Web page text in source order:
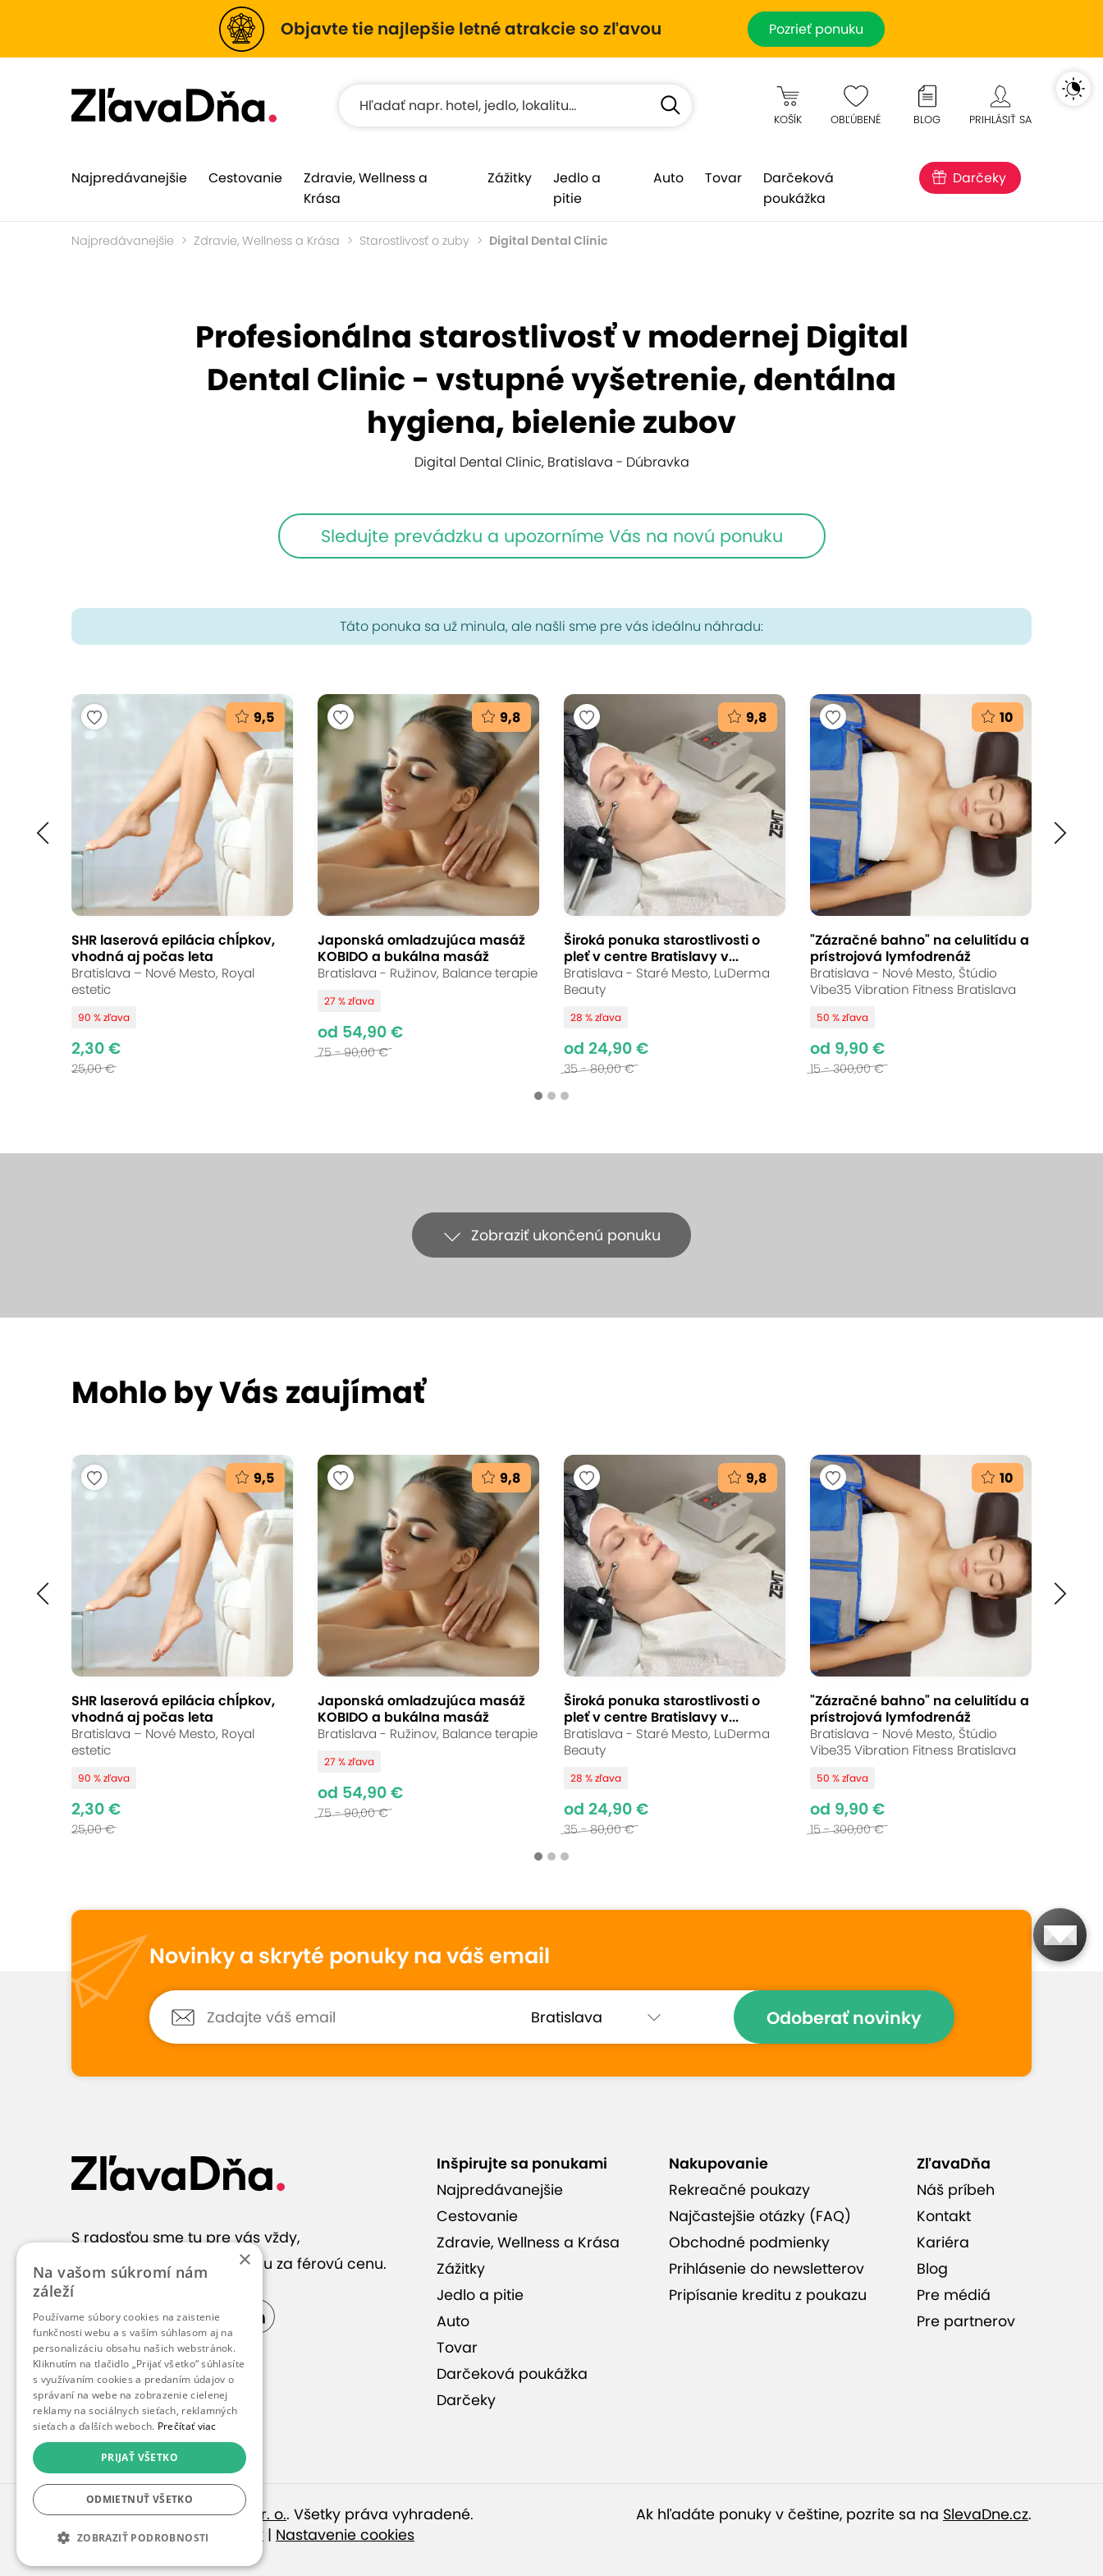
Objavte tie najlepšie letné atrakcie so zľavou Pozrieť ponuku
KOŠÍK OBĽÚBENÉ BLOG PRIHLÁSIŤ SA
Najpredávanejšie Cestovanie
Zdravie, Wellness a
Krása
Zážitky
Jedlo a
pitie
Auto Tovar
Darčeková
poukážka
Darčeky
Najpredávanejšie Zdravie, Wellness a Krása Starostlivosť o zuby Digital Dental Clinic
Profesionálna starostlivosť v modernej Digital
Dental Clinic - vstupné vyšetrenie, dentálna
hygiena, bielenie zubov
Digital Dental Clinic, Bratislava - Dúbravka
Sledujte prevádzku a upozorníme Vás na novú ponuku
Táto ponuka sa už minula, ale našli sme pre vás ideálnu náhradu:
9,5
SHR laserová epilácia chĺpkov,
vhodná aj počas leta
Bratislava – Nové Mesto, Royal
estetic
90 % zľava
2,30 €
25,00 €
9,8
Japonská omladzujúca masáž
KOBIDO a bukálna masáž
Bratislava - Ružinov, Balance terapie
27 % zľava
od 54,90 €
75 - 90,00 €
9,8
Široká ponuka starostlivosti o
pleť v centre Bratislavy v...
Bratislava - Staré Mesto, LuDerma
Beauty
28 % zľava
od 24,90 €
35 - 80,00 €
10
"Zázračné bahno" na celulitídu a
prístrojová lymfodrenáž
Bratislava - Nové Mesto, Štúdio
Vibe35 Vibration Fitness Bratislava
50 % zľava
od 9,90 €
15 - 300,00 €
Zobraziť ukončenú ponuku
Profesionálna starostlivosť v modernej
Digital Dental Clinic - vstupné vyšetrenie,
dentálna hygiena, bielenie zubov
Digital Dental Clinic, Bratislava - Dúbravka(mapa)
10Vynikajúce hodnotenie
Ukončené
od 29,90 €
Až 70 % zľava Bežná cena: 100 - 400,00 €
Chcete zdravý a žiarivý úsmev? V DD Clinic vám ponúknu špičkovú starostlivosť o vaše zuby - využite profesionálnu
dentálnu hygienu, vstupné vyšetrenie s RTG diagnostikou alebo efektívne bielenie zubov Pure Whitening. Moderná klinika v
Bratislave ponúka odborný prístup a komfort, vďaka ktorému sa budete cítiť príjemne a v bezpečí.
Vynikajúce hodnotenie
10
Lucia
12. mája 2025
Zobraziť hodnotenia (1)
Prečo si vybrať túto
Moderné technológie a
citlivý prístup zaručujú
maximálny komfort počas
zákrokov
Kvalitné ošetrenie pomocou
operačného mikroskopu
Zubná klinika novej úrovne v
Bratislave - Dúbravke
Digital Dental Clinic
Mohlo by Vás zaujímať
9,5
SHR laserová epilácia chĺpkov,
vhodná aj počas leta
Bratislava – Nové Mesto, Royal
estetic
90 % zľava
2,30 €
25,00 €
9,8
Japonská omladzujúca masáž
KOBIDO a bukálna masáž
Bratislava - Ružinov, Balance terapie
27 % zľava
od 54,90 €
75 - 90,00 €
9,8
Široká ponuka starostlivosti o
pleť v centre Bratislavy v...
Bratislava - Staré Mesto, LuDerma
Beauty
28 % zľava
od 24,90 €
35 - 80,00 €
10
"Zázračné bahno" na celulitídu a
prístrojová lymfodrenáž
Bratislava - Nové Mesto, Štúdio
Vibe35 Vibration Fitness Bratislava
50 % zľava
od 9,90 €
15 - 300,00 €
Novinky a skryté ponuky na váš email
Odoberať novinky
S radosťou sme tu pre vás vždy,
keď hľadáte správnu službu za férovú cenu.
Inšpirujte sa ponukami
Najpredávanejšie
Cestovanie
Zdravie, Wellness a Krása
Zážitky
Jedlo a pitie
Auto
Tovar
Darčeková poukážka
Darčeky
Nakupovanie
Rekreačné poukazy
Najčastejšie otázky (FAQ)
Obchodné podmienky
Prihlásenie do newsletterov
Pripísanie kreditu z poukazu
ZľavaDňa
Náš príbeh
Kontakt
Kariéra
Blog
Pre médiá
Pre partnerov
© 2010 – 2026inspirago s. r. o.. Všetky práva vyhradené.
Ochrana osobných údajov | Nastavenie cookies
Ak hľadáte ponuky v češtine, pozrite sa na SlevaDne.cz.
×
Na vašom súkromí nám
záleží
Používame súbory cookies na zaistenie
funkčnosti webu a s vaším súhlasom aj na
personalizáciu obsahu našich webstránok.
Kliknutím na tlačidlo „Prijať všetko“ súhlasíte
s využívaním cookies a predaním údajov o
správaní na webe na zobrazenie cielenej
reklamy na sociálnych sieťach, reklamných
sieťach a ďalších weboch. Prečítať viac
PRIJAŤ VŠETKO
ODMIETNUŤ VŠETKO
ZOBRAZIŤ PODROBNOSTI